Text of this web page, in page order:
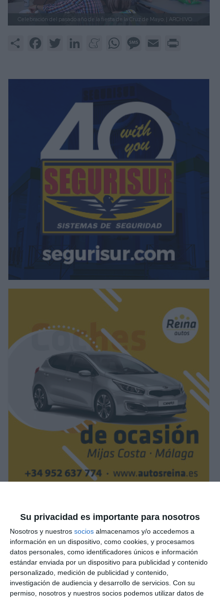
Su privacidad es importante para nosotros
Nosotros y nuestros socios almacenamos y/o accedemos a
información en un dispositivo, como cookies, y procesamos
datos personales, como identificadores únicos e información
estándar enviada por un dispositivo para publicidad y contenido
personalizado, medición de publicidad y contenido,
investigación de audiencia y desarrollo de servicios. Con su
permiso, nosotros y nuestros socios podemos utilizar datos de
Celebración del pasado año de la fiesta de la Cruz de Mayo. | ARCHIVO
Share FacebookTwitter LinkedInMeneameWhatsAppMessage
Email